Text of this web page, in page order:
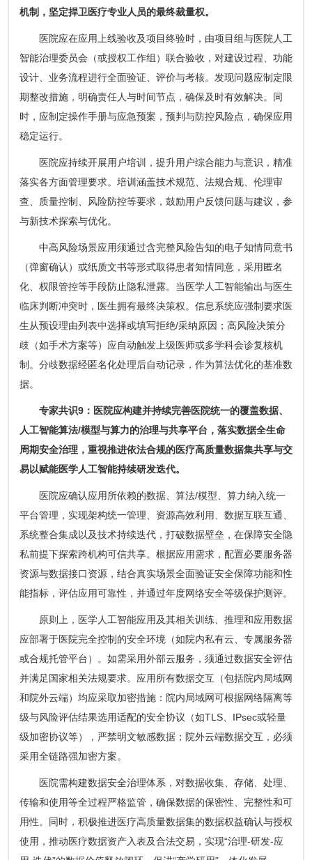
机制，坚定捍卫医疗专业人员的最终裁量权。
医院应在应用上线验收及项目终验时，由项目组与医院人工
智能治理委员会（或授权工作组）联合验收，对建设过程、功能
设计、业务流程进行全面验证、评价与考核。发现问题应制定限
期整改措施，明确责任人与时间节点，确保及时有效解决。同
时，应制定操作手册与应急预案，预判与防控风险点，确保应用
稳定运行。
医院应持续开展用户培训，提升用户综合能力与意识，精准
落实各方面管理要求。培训涵盖技术规范、法规合规、伦理审
查、质量控制、风险防控等要求，鼓励用户反馈问题与建议，参
与新技术探索与优化。
中高风险场景应用须通过含完整风险告知的电子知情同意书
（弹窗确认）或纸质文书等形式取得患者知情同意，采用匿名
化、权限管控等手段防止隐私泄露。当医学人工智能输出与医生
临床判断冲突时，医生拥有最终决策权。信息系统应强制要求医
生从预设理由列表中选择或填写拒绝/采纳原因；高风险决策分
歧（如手术方案等）应自动触发上级医师或多学科会诊复核机
制。分歧数据经匿名化处理后自动记录，作为算法优化的基准数
据。
专家共识9：医院应构建并持续完善医院统一的覆盖数据、
人工智能算法/模型与算力的治理与共享平台，落实数据全生命
周期安全治理，重视推进依法合规的医疗高质量数据集共享与交
易以赋能医学人工智能持续研发迭代。
医院应确认应用所依赖的数据、算法/模型、算力纳入统一
平台管理，实现架构统一管理、资源高效利用、数据互联互通、
系统整合集成以及技术持续迭代，打破数据壁垒，在保障安全隐
私前提下探索跨机构可信共享。根据应用需求，配置必要服务器
资源与数据接口资源，结合真实场景全面验证安全保障功能和性
能指标，评估应用可靠性，并通过年度网络安全等级保护测评。
原则上，医学人工智能应用及其相关训练、推理和应用数据
应部署于医院完全控制的安全环境（如院内私有云、专属服务器
或合规托管平台）。如需采用外部云服务，须通过数据安全评估
并满足国家相关法规要求。应用所有数据交互（包括院内局域网
和院外云端）均应采取加密措施：院内局域网可根据网络隔离等
级与风险评估结果选用适配的安全协议（如TLS、IPsec或轻量
级加密协议等），严禁明文敏感数据；院外云端数据交互，必须
采用全链路强加密方案。
医院需构建数据安全治理体系，对数据收集、存储、处理、
传输和使用等全过程严格监管，确保数据的保密性、完整性和可
用性。同时，积极推进医疗高质量数据集的数据权益确认与授权
使用，推动医疗数据资产入表及合法交易，实现“治理-研发-应